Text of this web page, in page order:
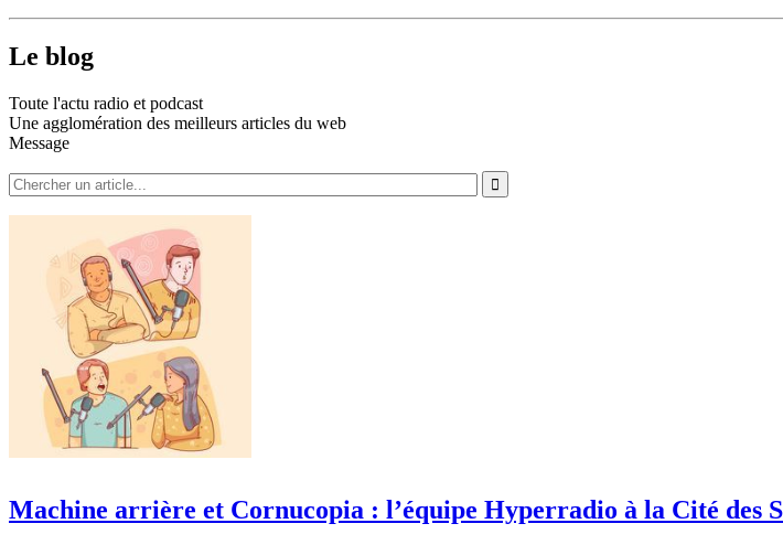
Le blog
Toute l'actu radio et podcast
Une agglomération des meilleurs articles du web
Message
Machine arrière et Cornucopia : l’équipe Hyperradio à la Cité des